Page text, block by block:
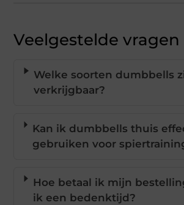
Veelgestelde vragen
Welke soorten dumbbells
verkrijgbaar?
Kan ik dumbbells thuis
gebruiken voor
Hoe betaal ik mijn
ik een bedenktijd?